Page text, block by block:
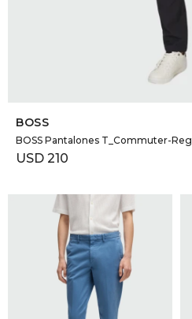
BOSS
BOSS Pantalones T_Commuter-Reg
USD 210